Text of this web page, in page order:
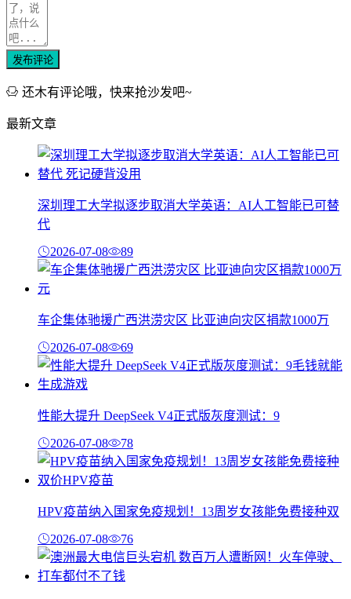
发布评论
还木有评论哦，快来抢沙发吧~
最新文章
深圳理工大学拟逐步取消大学英语：AI人工智能已可替
代
2026-07-08 89
车企集体驰援广西洪涝灾区 比亚迪向灾区捐款1000万
2026-07-08 69
性能大提升 DeepSeek V4正式版灰度测试：9
2026-07-08 78
HPV疫苗纳入国家免疫规划！13周岁女孩能免费接种双
2026-07-08 76